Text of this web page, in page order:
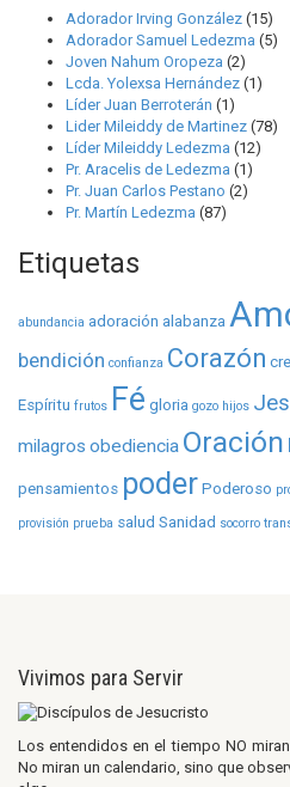
Adorador Irving González (15)
Adorador Samuel Ledezma (5)
Joven Nahum Oropeza (2)
Lcda. Yolexsa Hernández (1)
Líder Juan Berroterán (1)
Lider Mileiddy de Martinez (78)
Líder Mileiddy Ledezma (12)
Pr. Aracelis de Ledezma (1)
Pr. Juan Carlos Pestano (2)
Pr. Martín Ledezma (87)
Etiquetas
abundancia adoración alabanza
bendición confianza Corazón
Espíritu frutos Fé gloria gozo hijos
milagros obediencia Oración
pensamientos poder Poderoso
provisión prueba salud Sanidad socorro
Vivimos para Servir
Los entendidos en el tiempo NO
No miran un calendario, sino que